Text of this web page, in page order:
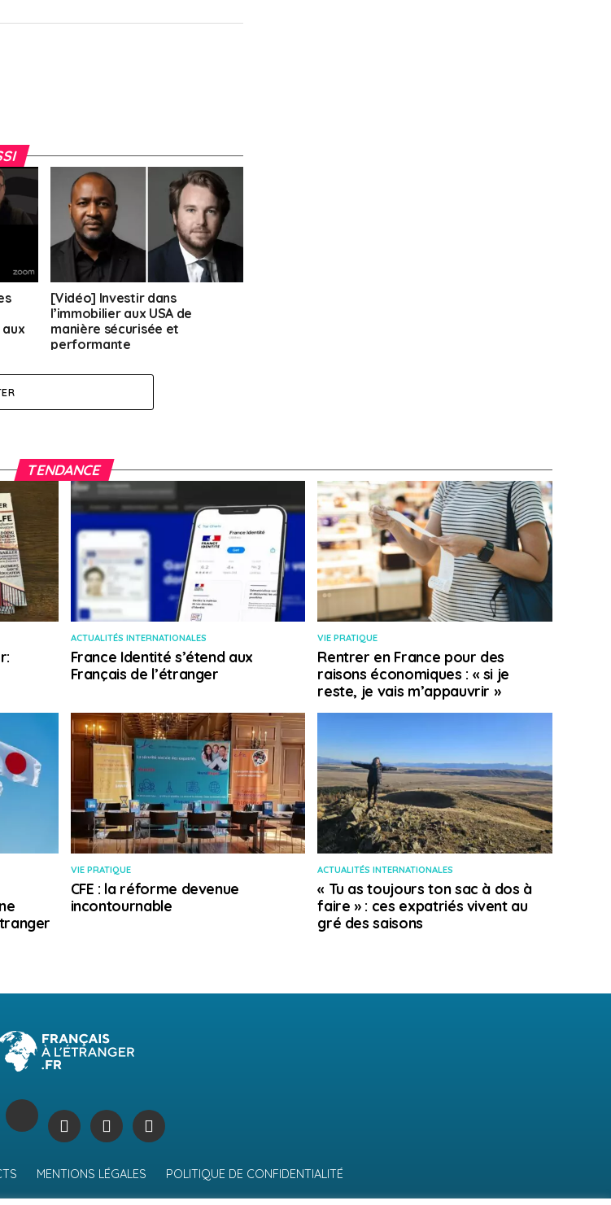
[Vidéo] Investir dans
l’immobilier aux USA de
manière sécurisée et
performante
TENDANCE
ACTUALITÉS INTERNATIONALES
France Identité s’étend aux
Français de l’étranger
VIE PRATIQUE
Rentrer en France pour des
raisons économiques : « si je
reste, je vais m’appauvrir »
VIE PRATIQUE
CFE : la réforme devenue
incontournable
ACTUALITÉS INTERNATIONALES
« Tu as toujours ton sac à dos à
faire » : ces expatriés vivent au
gré des saisons
MENTIONS LÉGALES POLITIQUE DE CONFIDENTIALITÉ